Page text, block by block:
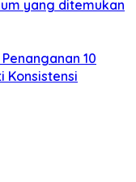
yang ditemukan
10
Konsistensi